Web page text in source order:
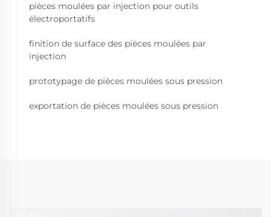
pièces moulées par injection pour outils
électroportatifs
finition de surface des pièces moulées par
injection
prototypage de pièces moulées sous pression
exportation de pièces moulées sous pression